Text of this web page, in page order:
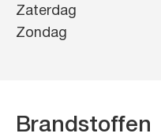
Zaterdag
Zondag
Brandstoffen